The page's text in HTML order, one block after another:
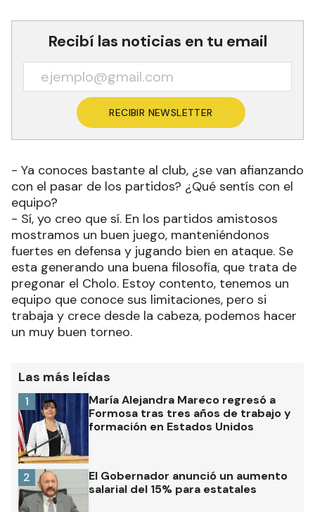
Recibí las noticias en tu email
RECIBIR NEWSLETTER
- Ya conoces bastante al club, ¿se van afianzando
con el pasar de los partidos? ¿Qué sentís con el
equipo?
- Sí, yo creo que sí. En los partidos amistosos
mostramos un buen juego, manteniéndonos
fuertes en defensa y jugando bien en ataque. Se
esta generando una buena filosofía, que trata de
pregonar el Cholo. Estoy contento, tenemos un
equipo que conoce sus limitaciones, pero si
trabaja y crece desde la cabeza, podemos hacer
un muy buen torneo.
Las más leídas
María Alejandra Mareco regresó a
Formosa tras tres años de trabajo y
formación en Estados Unidos
1
El Gobernador anunció un aumento
salarial del 15% para estatales
2